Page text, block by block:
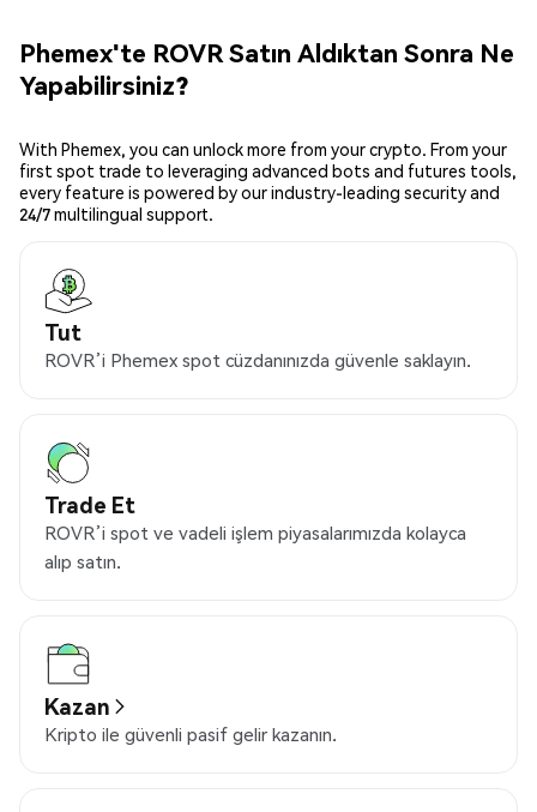
Phemex'te ROVR Satın Aldıktan Sonra Ne
Yapabilirsiniz?
With Phemex, you can unlock more from your crypto. From your
first spot trade to leveraging advanced bots and futures tools,
every feature is powered by our industry-leading security and
24/7 multilingual support.
Tut
ROVR’i Phemex spot cüzdanınızda güvenle saklayın.
Trade Et
ROVR’i spot ve vadeli işlem piyasalarımızda kolayca
alıp satın.
Kazan
Kripto ile güvenli pasif gelir kazanın.